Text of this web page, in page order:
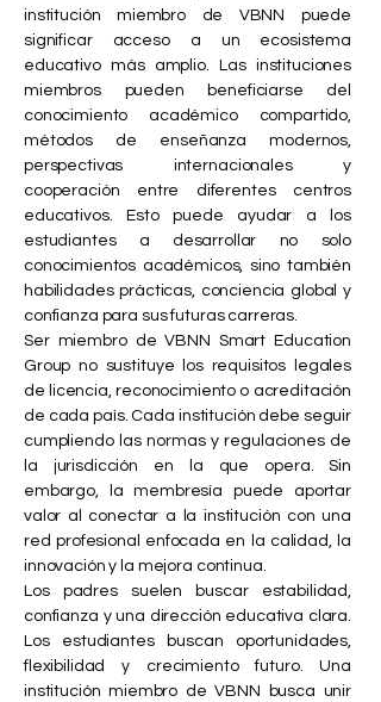
institución miembro de VBNN puede
significar acceso a un ecosistema
educativo más amplio. Las instituciones
miembros pueden beneficiarse del
conocimiento académico compartido,
métodos de enseñanza modernos,
perspectivas internacionales y
cooperación entre diferentes centros
educativos. Esto puede ayudar a los
estudiantes a desarrollar no solo
conocimientos académicos, sino también
habilidades prácticas, conciencia global y
confianza para sus futuras carreras.
Ser miembro de VBNN Smart Education
Group no sustituye los requisitos legales
de licencia, reconocimiento o acreditación
de cada país. Cada institución debe seguir
cumpliendo las normas y regulaciones de
la jurisdicción en la que opera. Sin
embargo, la membresía puede aportar
valor al conectar a la institución con una
red profesional enfocada en la calidad, la
innovación y la mejora continua.
Los padres suelen buscar estabilidad,
confianza y una dirección educativa clara.
Los estudiantes buscan oportunidades,
flexibilidad y crecimiento futuro. Una
institución miembro de VBNN busca unir